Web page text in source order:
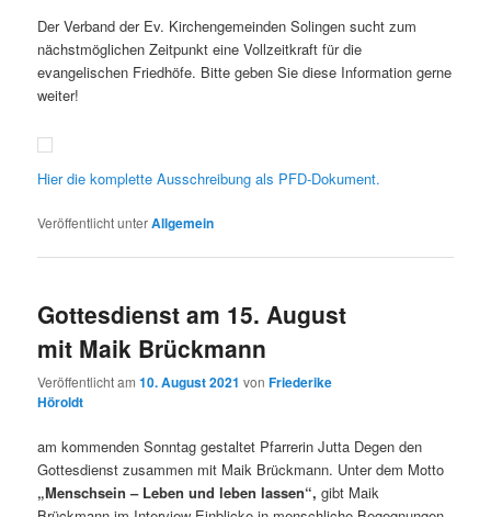
Der Verband der Ev. Kirchengemeinden Solingen sucht zum
nächstmöglichen Zeitpunkt eine Vollzeitkraft für die
evangelischen Friedhöfe. Bitte geben Sie diese Information gerne
weiter!
Hier die komplette Ausschreibung als PFD-Dokument.
Veröffentlicht unterAllgemein
Gottesdienst am 15. August
mit Maik Brückmann
Veröffentlicht am10. August 2021 vonFriederike
Höroldt
am kommenden Sonntag gestaltet Pfarrerin Jutta Degen den
Gottesdienst zusammen mit Maik Brückmann. Unter dem Motto
„Menschsein – Leben und leben lassen“,gibt Maik